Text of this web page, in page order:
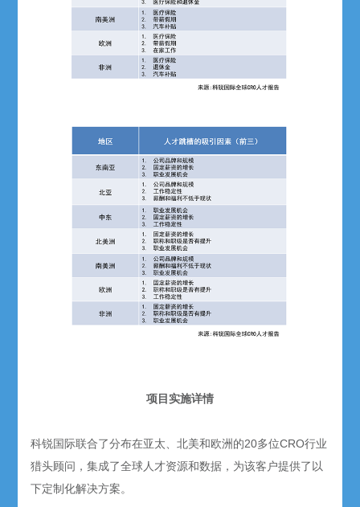
项目实施详情
科锐国际联合了分布在亚太、北美和欧洲的20多位CRO行业
猎头顾问，集成了全球人才资源和数据，为该客户提供了以
下定制化解决方案。